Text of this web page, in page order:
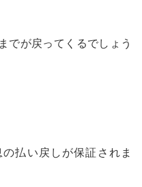
でが戻ってくるでしょう
払い戻しが保証されま